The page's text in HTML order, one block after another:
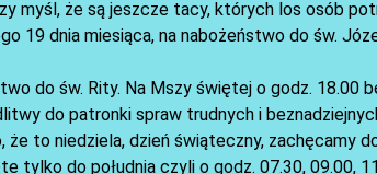
myśl, że są jeszcze tacy, których los osób
19 dnia miesiąca, na nabożeństwo do św.
do św. Rity. Na Mszy świętej o godz. 18.00
do patronki spraw trudnych i
że to niedziela, dzień świąteczny, zachęcamy
tylko do południa czyli o godz. 07.30, 09.00,